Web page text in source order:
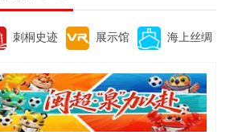
刺桐史迹 展示馆 海上丝绸